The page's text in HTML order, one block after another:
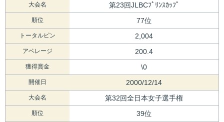
大会名 第23回JLBCﾌﾟﾘﾝｽｶｯﾌﾟ
順位 77位
トータルピン 2,004
アベレージ 200.4
獲得賞金 \0
開催日 2000/12/14
大会名 第32回全日本女子選手権
順位 39位